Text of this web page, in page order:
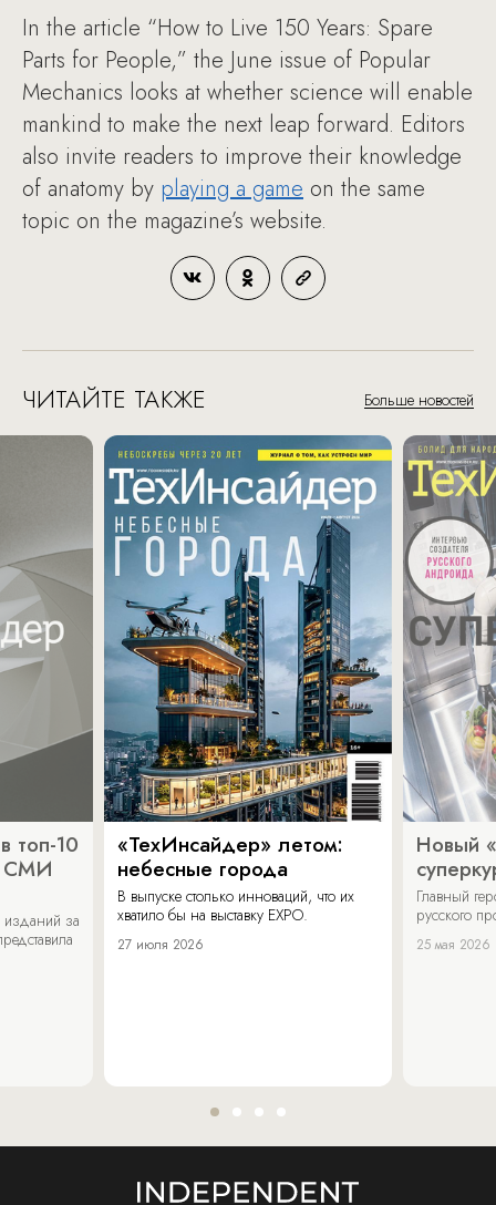
In the article “How to Live 150 Years: Spare
Parts for People,” the June issue of Popular
Mechanics looks at whether science will enable
mankind to make the next leap forward. Editors
also invite readers to improve their knowledge
of anatomy by playing a game on the same
topic on the magazine’s website.
ЧИТАЙТЕ ТАКЖЕ Больше новостей
топ-10
СМИ
изданий за
«ТехИнсайдер» летом:
небесные города
В выпуске столько инноваций, что их
хватило бы на выставку EXPO.
27 июля 2026
Новый
Главный
русского
25 мая 2026